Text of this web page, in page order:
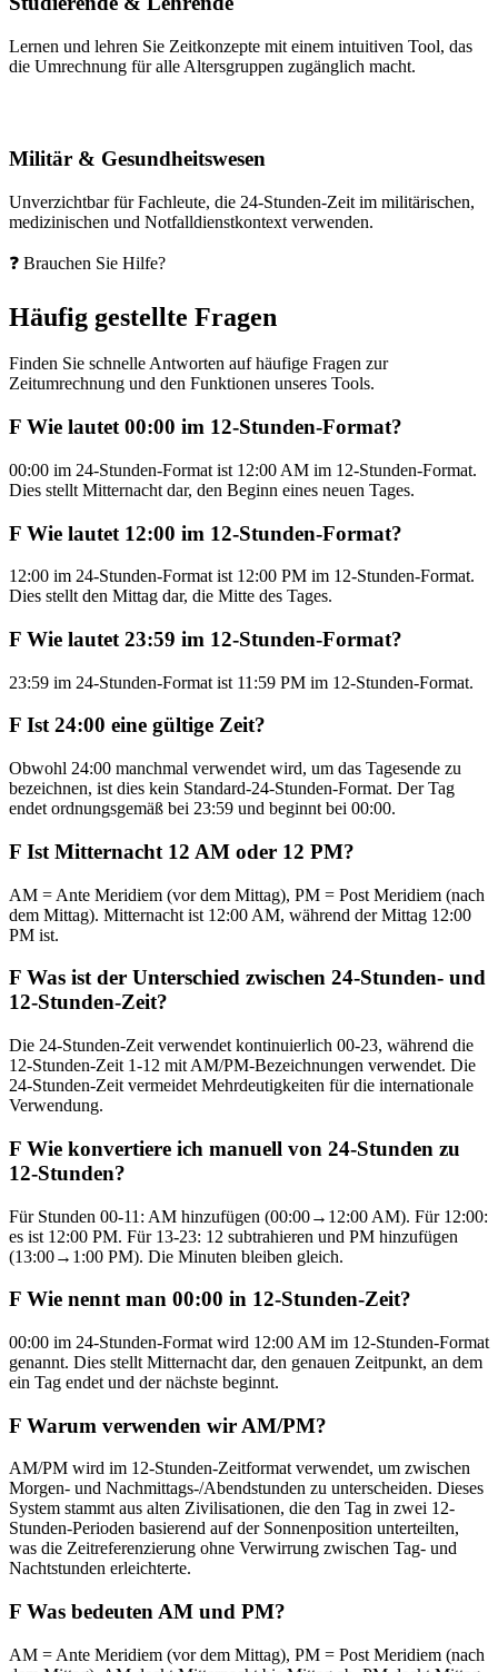
Lernen und lehren Sie Zeitkonzepte mit einem intuitiven Tool, das
die Umrechnung für alle Altersgruppen zugänglich macht.
Militär & Gesundheitswesen
Unverzichtbar für Fachleute, die 24-Stunden-Zeit im militärischen,
medizinischen und Notfalldienstkontext verwenden.
❓ Brauchen Sie Hilfe?
Häufig gestellte Fragen
Finden Sie schnelle Antworten auf häufige Fragen zur
Zeitumrechnung und den Funktionen unseres Tools.
F Wie lautet 00:00 im 12-Stunden-Format?
00:00 im 24-Stunden-Format ist 12:00 AM im 12-Stunden-Format.
Dies stellt Mitternacht dar, den Beginn eines neuen Tages.
F Wie lautet 12:00 im 12-Stunden-Format?
12:00 im 24-Stunden-Format ist 12:00 PM im 12-Stunden-Format.
Dies stellt den Mittag dar, die Mitte des Tages.
F Wie lautet 23:59 im 12-Stunden-Format?
23:59 im 24-Stunden-Format ist 11:59 PM im 12-Stunden-Format.
F Ist 24:00 eine gültige Zeit?
Obwohl 24:00 manchmal verwendet wird, um das Tagesende zu
bezeichnen, ist dies kein Standard-24-Stunden-Format. Der Tag
endet ordnungsgemäß bei 23:59 und beginnt bei 00:00.
F Ist Mitternacht 12 AM oder 12 PM?
AM = Ante Meridiem (vor dem Mittag), PM = Post Meridiem (nach
dem Mittag). Mitternacht ist 12:00 AM, während der Mittag 12:00
PM ist.
F Was ist der Unterschied zwischen 24-Stunden- und
12-Stunden-Zeit?
Die 24-Stunden-Zeit verwendet kontinuierlich 00-23, während die
12-Stunden-Zeit 1-12 mit AM/PM-Bezeichnungen verwendet. Die
24-Stunden-Zeit vermeidet Mehrdeutigkeiten für die internationale
Verwendung.
F Wie konvertiere ich manuell von 24-Stunden zu
12-Stunden?
Für Stunden 00-11: AM hinzufügen (00:00→12:00 AM). Für 12:00:
es ist 12:00 PM. Für 13-23: 12 subtrahieren und PM hinzufügen
(13:00→1:00 PM). Die Minuten bleiben gleich.
F Wie nennt man 00:00 in 12-Stunden-Zeit?
00:00 im 24-Stunden-Format wird 12:00 AM im 12-Stunden-Format
genannt. Dies stellt Mitternacht dar, den genauen Zeitpunkt, an dem
ein Tag endet und der nächste beginnt.
F Warum verwenden wir AM/PM?
AM/PM wird im 12-Stunden-Zeitformat verwendet, um zwischen
Morgen- und Nachmittags-/Abendstunden zu unterscheiden. Dieses
System stammt aus alten Zivilisationen, die den Tag in zwei 12-
Stunden-Perioden basierend auf der Sonnenposition unterteilten,
was die Zeitreferenzierung ohne Verwirrung zwischen Tag- und
Nachtstunden erleichterte.
F Was bedeuten AM und PM?
AM = Ante Meridiem (vor dem Mittag), PM = Post Meridiem (nach